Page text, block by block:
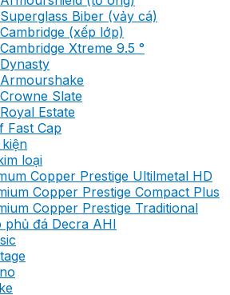
Biber (vảy cá)
(xếp lớp)
Xtreme 9.5 °
Slate
Estate
Fast Cap
loại
Copper Prestige Ultilmetal HD
Copper Prestige Compact Plus
Copper Prestige Traditional
phủ đá Decra AHI